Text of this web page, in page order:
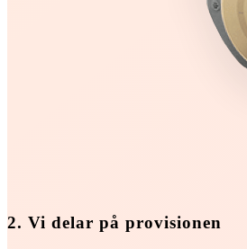
2. Vi delar på provisionen